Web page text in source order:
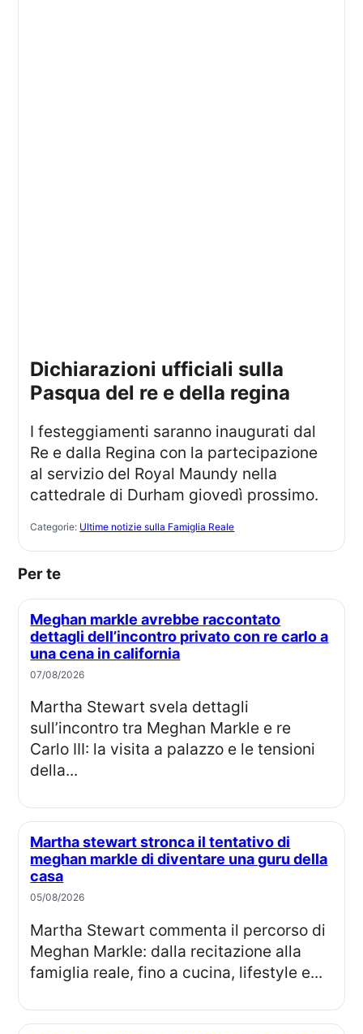
dichiarazioni ufficiali sulla
Pasqua del re e della regina
I festeggiamenti saranno inaugurati dal
Re e dalla Regina con la partecipazione
al servizio del Royal Maundy nella
cattedrale di Durham giovedì prossimo.
Categorie: Ultime notizie sulla Famiglia Reale
Per te
Meghan markle avrebbe raccontato
dettagli dell’incontro privato con re carlo a
una cena in california
07/08/2026
Martha Stewart svela dettagli
sull’incontro tra Meghan Markle e re
Carlo III: la visita a palazzo e le tensioni
della...
Martha stewart stronca il tentativo di
meghan markle di diventare una guru della
casa
05/08/2026
Martha Stewart commenta il percorso di
Meghan Markle: dalla recitazione alla
famiglia reale, fino a cucina, lifestyle e...